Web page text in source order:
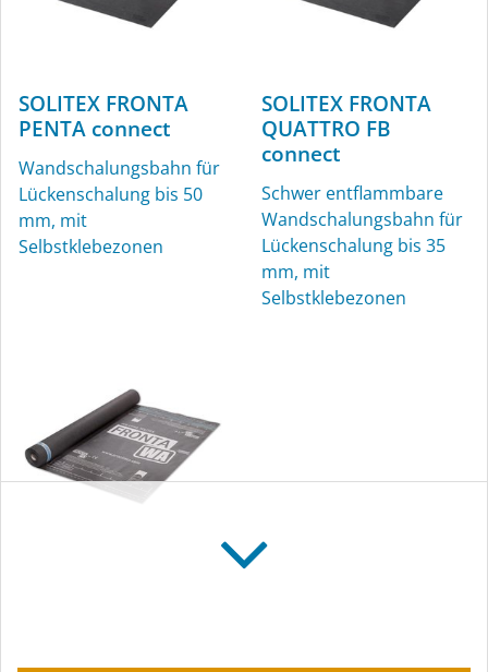
KAFLEX
Kabel-Manschetten,
Ø 4,8-12 mm, innen und
außen
ROFLEX
Rohr-Manschetten für
innen und außen
SOLITEX FRONTA
PENTA connect
Wandschalungsbahn für
Lückenschalung bis 50
mm, mit
Selbstklebezonen
SOLITEX FRONTA
QUATTRO FB
connect
Schwer entflammbare
Wandschalungsbahn für
Lückenschalung bis 35
mm, mit
Selbstklebezonen